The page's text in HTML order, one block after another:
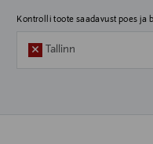
Kontrolli toote saadavust poes
Tallinn